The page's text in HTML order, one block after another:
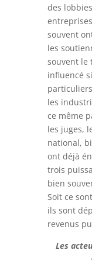
des
souvent
les
souvent le
influencé
les
ce même
les juges,
national,
ont déjà
trois
bien
Soit ce
ils sont
revenus
Les